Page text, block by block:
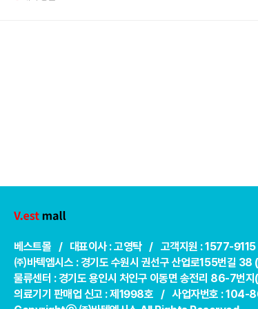
베스트몰 / 대표이사 : 고영탁 / 고객지원 : 1577-
㈜바텍엠시스 : 경기도 수원시 권선구 산업로155번길
물류센터 : 경기도 용인시 처인구 이동면 송전리 86-7번
의료기기 판매업 신고 : 제1998호 / 사업자번호 :